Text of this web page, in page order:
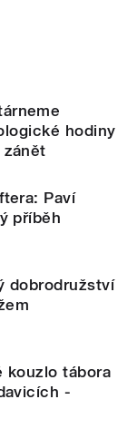
hodiny
Paví
příběh
dobrodružství
kouzlo tábora
-